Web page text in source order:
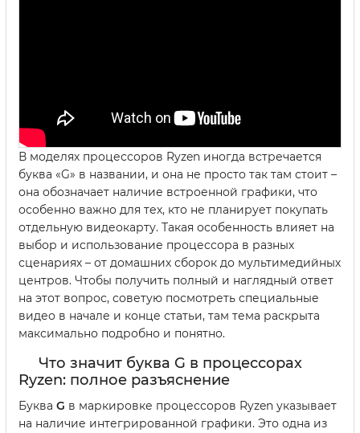
В моделях процессоров Ryzen иногда встречается
буква «G» в названии, и она не просто так там стоит –
она обозначает наличие встроенной графики, что
особенно важно для тех, кто не планирует покупать
отдельную видеокарту. Такая особенность влияет на
выбор и использование процессора в разных
сценариях – от домашних сборок до мультимедийных
центров. Чтобы получить полный и наглядный ответ
на этот вопрос, советую посмотреть специальные
видео в начале и конце статьи, там тема раскрыта
максимально подробно и понятно.
Что значит буква G в процессорах
Ryzen: полное разъяснение
Буква G в маркировке процессоров Ryzen указывает
на наличие интегрированной графики. Это одна из